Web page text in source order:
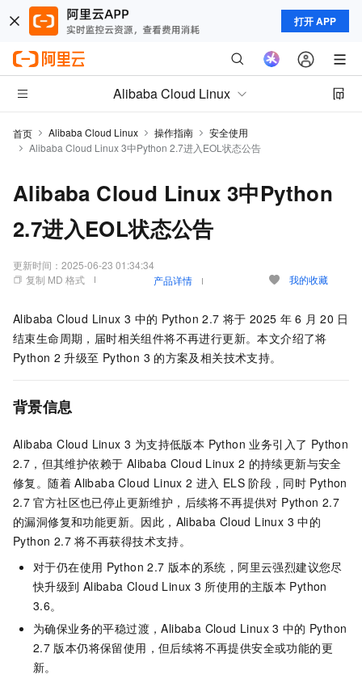
打开 APP
Alibaba Cloud Linux
首页 Alibaba Cloud Linux 操作指南
安全使用
Alibaba Cloud Linux 3中Python 2.7进入EOL状态公告
Alibaba Cloud Linux 3中Python
2.7进入EOL状态公告
更新时间： 2025-06-23 01:34:34
复制 MD 格式
产品详情 我的收藏
Alibaba Cloud Linux 3 中的 Python 2.7 将于 2025 年 6 月 20 日
结束生命周期，届时相关组件将不再进行更新。本文介绍了将
Python 2 升级至 Python 3 的方案及相关技术支持。
背景信息
Alibaba Cloud Linux 3 为支持低版本 Python 业务引入了 Python
2.7，但其维护依赖于 Alibaba Cloud Linux 2 的持续更新与安全
修复。随着 Alibaba Cloud Linux 2 进入 ELS 阶段，同时 Python
2.7 官方社区也已停止更新维护，后续将不再提供对 Python 2.7
的漏洞修复和功能更新。因此，Alibaba Cloud Linux 3 中的
Python 2.7 将不再获得技术支持。
对于仍在使用 Python 2.7 版本的系统，阿里云强烈建议您尽
快升级到 Alibaba Cloud Linux 3 所使用的主版本 Python
3.6。
为确保业务的平稳过渡，Alibaba Cloud Linux 3 中的 Python
2.7 版本仍将保留使用，但后续将不再提供安全或功能的更
新。